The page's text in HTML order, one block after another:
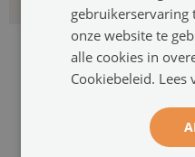
AANBEVOLEN PRODUCTEN
gebruikerservaring
onze website te
alle cookies in
Cookiebeleid. Lees